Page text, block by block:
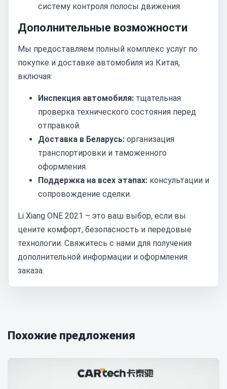
систему контроля полосы движения.
Дополнительные возможности
Мы предоставляем полный комплекс услуг по
покупке и доставке автомобиля из Китая,
включая:
Инспекция автомобиля: тщательная
проверка технического состояния перед
отправкой.
Доставка в Беларусь: организация
транспортировки и таможенного
оформления.
Поддержка на всех этапах: консультации и
сопровождение сделки.
Li Xiang ONE 2021 – это ваш выбор, если вы
цените комфорт, безопасность и передовые
технологии. Свяжитесь с нами для получения
дополнительной информации и оформления
заказа.
Похожие предложения